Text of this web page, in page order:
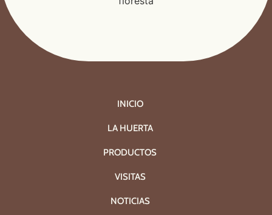
INICIO
LA HUERTA
PRODUCTOS
VISITAS
NOTICIAS